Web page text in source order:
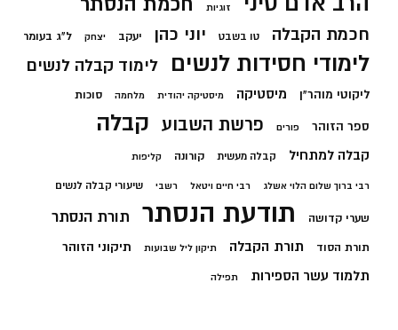
זוגיות
חכמת הקבלה טו בשבט יוני כהן יעקב יצחק ל"ג בעומר
לימודי חסידות לנשים לימוד קבלה לנשים
ליקוטי מוהר"ן מיסטיקה מיסטיקה יהודית מלחמה סוכות
ספר הזוהר פורים פרשת השבוע קבלה
קבלה למתחיל קבלה מעשית קורונה קליפות
רבי ברוך שלום הלוי אשלג רבי חיים ויטאל רשבי שיעורי קבלה לנשים
שערי קדושה תודעת הנסתר תורת הנסתר
תורת הסוד תורת הקבלה תיקון ליל שבועות תיקוני הזוהר
תלמוד עשר הספירות תפילה